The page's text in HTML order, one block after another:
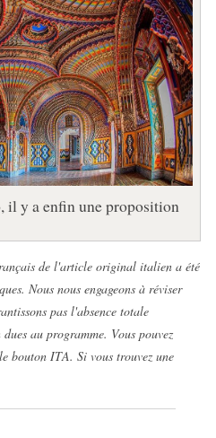
il y a enfin une proposition
de l'article original italien a été
Nous nous engageons à réviser
pas l'absence totale
au programme. Vous pouvez
bouton ITA. Si vous trouvez une